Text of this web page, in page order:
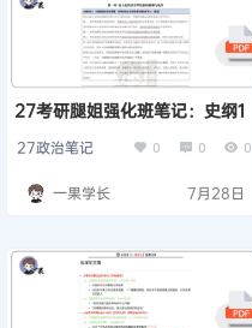
27考研腿姐强化班笔记：史纲1
27政治笔记 0 0 0
一果学长 7月28日